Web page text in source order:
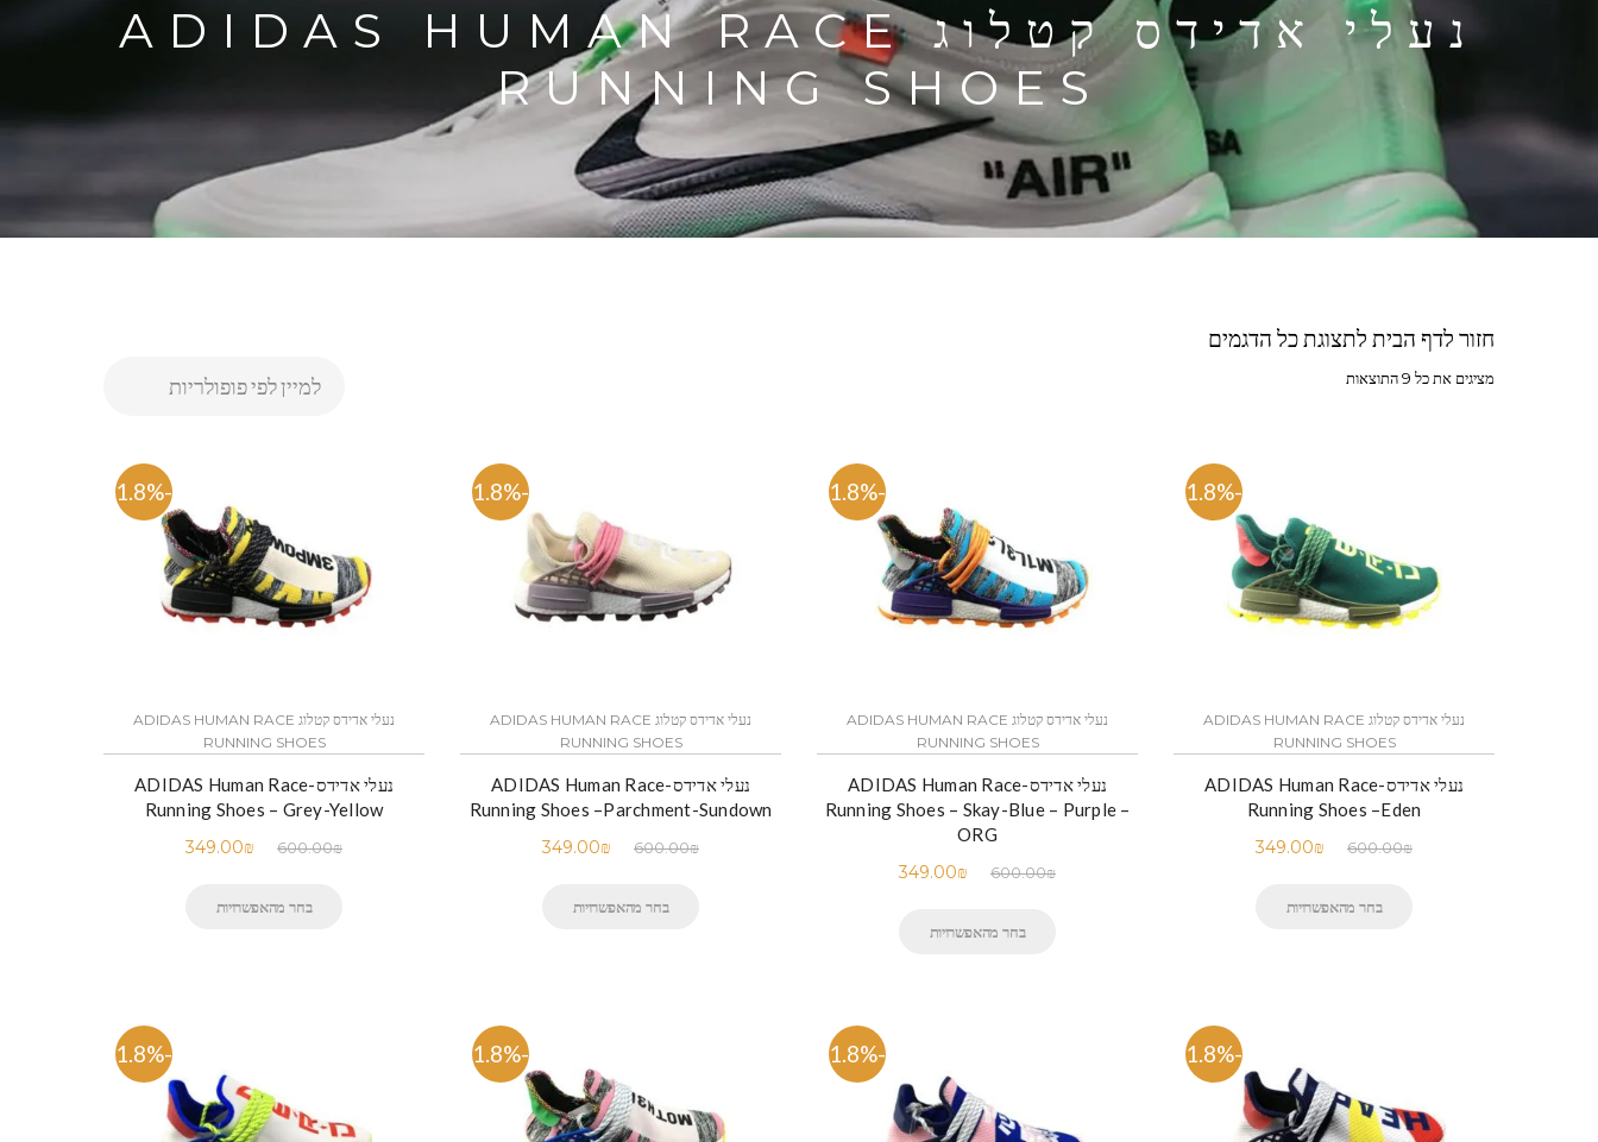
נעלי אדידס קטלוג ADIDAS HUMAN RACE
RUNNING SHOES
חזור לדף הבית לתצוגת כל הדגמים
מציגים את כל ⁦9⁩ התוצאות
-41.8%
נעלי אדידס קטלוג ADIDAS HUMAN RACE
RUNNING SHOES
נעלי אדידס-ADIDAS Human Race
Running Shoes – Grey-Yellow
600.00₪
349.00₪
בחר מהאפשרויות
-41.8%
נעלי אדידס קטלוג ADIDAS HUMAN RACE
RUNNING SHOES
נעלי אדידס-ADIDAS Human Race
Running Shoes –Parchment-Sundown
600.00₪
349.00₪
בחר מהאפשרויות
-41.8%
נעלי אדידס קטלוג ADIDAS HUMAN RACE
RUNNING SHOES
נעלי אדידס-ADIDAS Human Race
Running Shoes – Skay-Blue – Purple –
ORG
600.00₪
349.00₪
בחר מהאפשרויות
-41.8%
נעלי אדידס קטלוג ADIDAS HUMAN RACE
RUNNING SHOES
נעלי אדידס-ADIDAS Human Race
Running Shoes –Eden
600.00₪
349.00₪
בחר מהאפשרויות
-41.8% -41.8% -41.8% -41.8%